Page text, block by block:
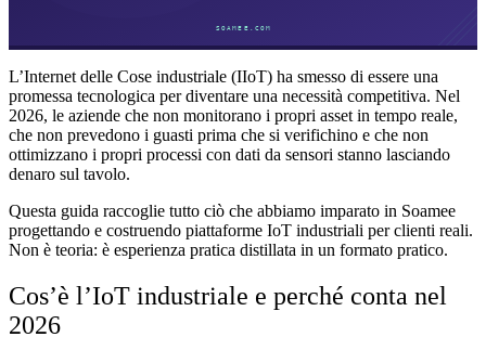
L’Internet delle Cose industriale (IIoT) ha smesso di essere una
promessa tecnologica per diventare una necessità competitiva. Nel
2026, le aziende che non monitorano i propri asset in tempo reale,
che non prevedono i guasti prima che si verifichino e che non
ottimizzano i propri processi con dati da sensori stanno lasciando
denaro sul tavolo.
Questa guida raccoglie tutto ciò che abbiamo imparato in Soamee
progettando e costruendo piattaforme IoT industriali per clienti reali.
Non è teoria: è esperienza pratica distillata in un formato pratico.
Cos’è l’IoT industriale e perché conta nel
2026